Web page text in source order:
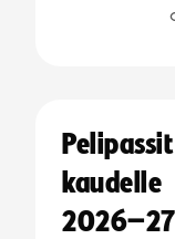
Pelipassit
kaudelle
2026–27